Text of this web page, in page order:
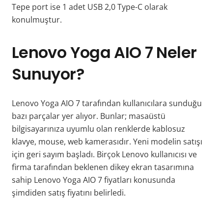
Tepe port ise 1 adet USB 2,0 Type-C olarak
konulmuştur.
Lenovo Yoga AIO 7 Neler
Sunuyor?
Lenovo Yoga AIO 7 tarafından kullanıcılara sunduğu
bazı parçalar yer alıyor. Bunlar; masaüstü
bilgisayarınıza uyumlu olan renklerde kablosuz
klavye, mouse, web kamerasıdır. Yeni modelin satışı
için geri sayım başladı. Birçok Lenovo kullanıcısı ve
firma tarafından beklenen dikey ekran tasarımına
sahip Lenovo Yoga AIO 7 fiyatları konusunda
şimdiden satış fiyatını belirledi.